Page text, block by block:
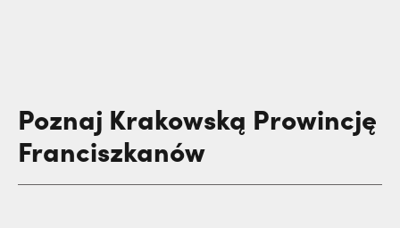
Poznaj Krakowską Prowincję
Franciszkanów